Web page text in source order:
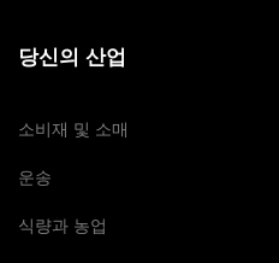
당신의 산업
소비재 및 소매
운송
식량과 농업